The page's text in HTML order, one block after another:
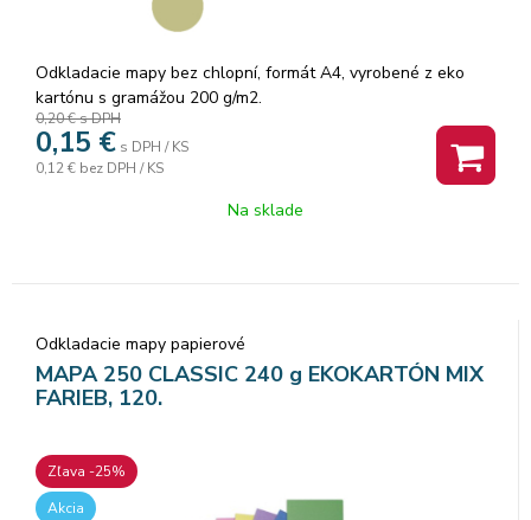
Odkladacie mapy bez chlopní, formát A4, vyrobené z eko
kartónu s gramážou 200 g/m2.
0,20 €s DPH
0,15 € s DPH / KS
0,12 € bez DPH / KS
Na sklade
Odkladacie mapy papierové
MAPA 250 CLASSIC 240 g EKOKARTÓN MIX
FARIEB, 120.
Zľava -25%
Akcia